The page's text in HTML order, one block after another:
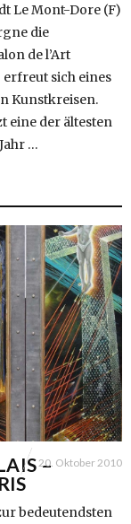
Le Mont-Dore (F)
die
de l’Art
erfreut sich eines
Kunstkreisen.
eine der ältesten
…
–
20. Oktober 2010
bedeutendsten